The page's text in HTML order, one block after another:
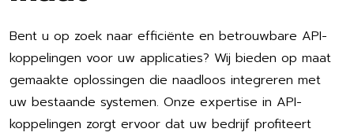
Bent u op zoek naar efficiënte en betrouwbare API-
koppelingen voor uw applicaties? Wij bieden op maat
gemaakte oplossingen die naadloos integreren met
uw bestaande systemen. Onze expertise in API-
koppelingen zorgt ervoor dat uw bedrijf profiteert